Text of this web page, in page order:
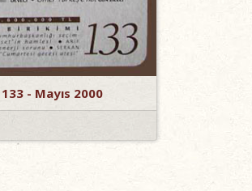
- Mayıs 2000